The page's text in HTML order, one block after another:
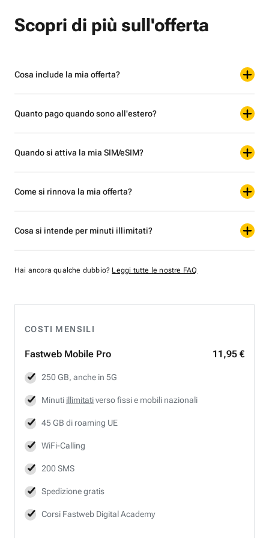
COSTI MENSILI
Fastweb Mobile Pro 11,95 €
250 GB, anche in 5G
Minuti illimitativerso fissi e mobili nazionali
45 GB di roaming UE
WiFi-Calling
200 SMS
Spedizione gratis
Corsi Fastweb Digital Academy
Scopri di più sull'offerta
Cosa include la mia offerta?
Quanto pago quando sono all'estero?
Quando si attiva la mia SIM/eSIM?
Come si rinnova la mia offerta?
Cosa si intende per minuti illimitati?
Hai ancora qualche dubbio? Leggi tutte le nostre FAQ